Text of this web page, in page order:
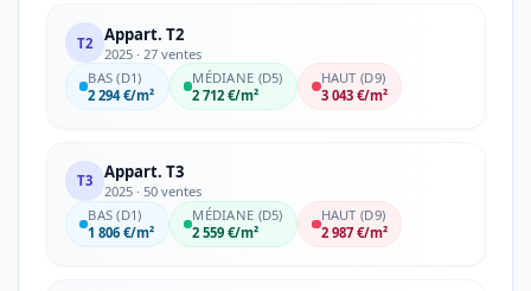
T2 Appart. T2
2025 · 27 ventes
BAS (D1)
2 294 €/m²
MÉDIANE (D5)
2 712 €/m²
HAUT (D9)
3 043 €/m²
T3 Appart. T3
2025 · 50 ventes
BAS (D1)
1 806 €/m²
MÉDIANE (D5)
2 559 €/m²
HAUT (D9)
2 987 €/m²